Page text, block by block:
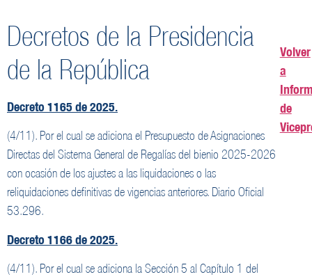
Decretos de la Presidencia
de la República
Decreto 1165 de 2025.
(4/11). Por el cual se adiciona el Presupuesto de Asignaciones
Directas del Sistema General de Regalías del bienio 2025-2026
con ocasión de los ajustes a las liquidaciones o las
reliquidaciones definitivas de vigencias anteriores. Diario Oficial
53.296.
Decreto 1166 de 2025.
(4/11). Por el cual se adiciona la Sección 5 al Capítulo 1 del
Volver
a
de